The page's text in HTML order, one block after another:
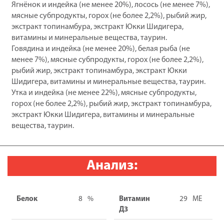
для
собак
BEEF
85г*2шт/TURKEY
85г*2шт/LAMB
85г*2шт
Ягнёнок и индейка (не менее 20%), лосось (не менее 7%),
мясные субпродукты, горох (не более 2,2%), рыбий жир,
экстракт топинамбура, экстракт Юкки Шидигера,
витамины и минеральные вещества, таурин.
Говядина и индейка (не менее 20%), белая рыба (не
менее 7%), мясные субпродукты, горох (не более 2,2%),
рыбий жир, экстракт топинамбура, экстракт Юкки
Шидигера, витамины и минеральные вещества, таурин.
Утка и индейка (не менее 22%), мясные субпродукты,
горох (не более 2,2%), рыбий жир, экстракт топинамбура,
экстракт Юкки Шидигера, витамины и минеральные
вещества, таурин.
Анализ:
Белок 8 %
Витамин
Д3
29 МE